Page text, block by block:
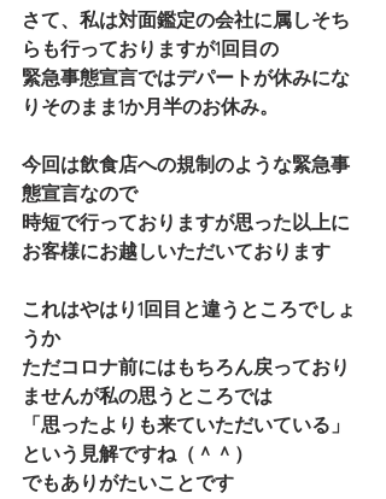
さて、私は対面鑑定の会社に属しそち
らも行っておりますが1回目の
緊急事態宣言ではデパートが休みにな
りそのまま1か月半のお休み。
今回は飲食店への規制のような緊急事
態宣言なので
時短で行っておりますが思った以上に
お客様にお越しいただいております
これはやはり1回目と違うところでしょ
うか
ただコロナ前にはもちろん戻っており
ませんが私の思うところでは
「思ったよりも来ていただいている」
という見解ですね（＾＾）
でもありがたいことです